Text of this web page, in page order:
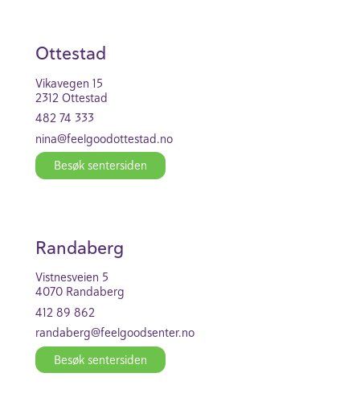
Otte­stad
Vikavegen 15
2312 Otte­stad
482 74 333
nina@feel­go­o­d­ot­te­stad.no
Besøk senter­siden
Randa­berg
Vistne­s­veien 5
4070 Randa­berg
412 89 862
randa­berg@feel­good­se­nter.no
Besøk senter­siden